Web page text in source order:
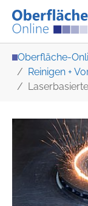
Oberfläche-
Reinigen +